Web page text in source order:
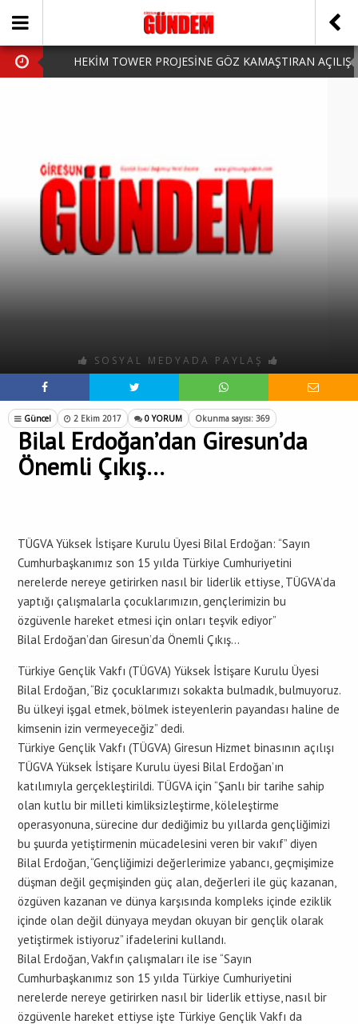
HEKİM TOWER PROJESİNE GÖZ KAMAŞTIRAN AÇILIŞ
HARUN CİCİ: VİDEOYU GÖRÜNCE GÖZLERİM DOLDU
SOSYAL MEDYADA PAYLAŞ
Güncel 2 Ekim 2017 0 YORUM Okunma sayısı: 369
Bilal Erdoğan’dan Giresun’da
Önemli Çıkış…
TÜGVA Yüksek İstişare Kurulu Üyesi Bilal Erdoğan: “Sayın
Cumhurbaşkanımız son 15 yılda Türkiye Cumhuriyetini
nerelerde nereye getirirken nasıl bir liderlik ettiyse, TÜGVA’da
yaptığı çalışmalarla çocuklarımızın, gençlerimizin bu
özgüvenle hareket etmesi için onları teşvik ediyor”
Bilal Erdoğan’dan Giresun’da Önemli Çıkış…
Türkiye Gençlik Vakfı (TÜGVA) Yüksek İstişare Kurulu Üyesi
Bilal Erdoğan, “Biz çocuklarımızı sokakta bulmadık, bulmuyoruz.
Bu ülkeyi işgal etmek, bölmek isteyenlerin payandası haline de
kimsenin izin vermeyeceğiz” dedi.
Türkiye Gençlik Vakfı (TÜGVA) Giresun Hizmet binasının açılışı
TÜGVA Yüksek İstişare Kurulu üyesi Bilal Erdoğan’ın
katılımıyla gerçekleştirildi. TÜGVA için “Şanlı bir tarihe sahip
olan kutlu bir milleti kimliksizleştirme, köleleştirme
operasyonuna, sürecine dur dediğimiz bu yıllarda gençliğimizi
bu şuurda yetiştirmenin mücadelesini veren bir vakıf” diyen
Bilal Erdoğan, “Gençliğimizi değerlerimize yabancı, geçmişimize
düşman değil geçmişinden güç alan, değerleri ile güç kazanan,
özgüven kazanan ve dünya karşısında kompleks içinde eziklik
içinde olan değil dünyaya meydan okuyan bir gençlik olarak
yetiştirmek istiyoruz” ifadelerini kullandı.
Bilal Erdoğan, Vakfın çalışmaları ile ise “Sayın
Cumhurbaşkanımız son 15 yılda Türkiye Cumhuriyetini
nerelerde nereye getirirken nasıl bir liderlik ettiyse, nasıl bir
özgüvenle hareket ettiyse işte Türkiye Gençlik Vakfı da